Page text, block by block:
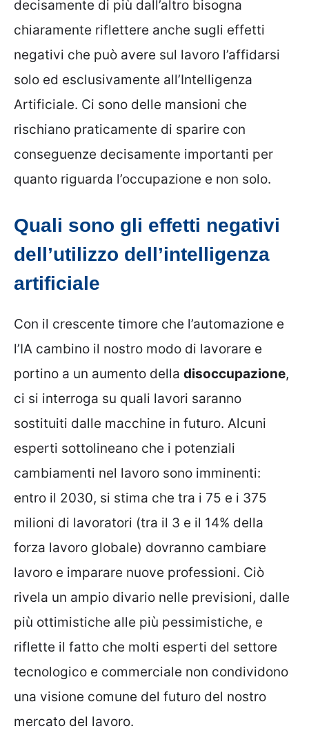
decisamente di più dall’altro bisogna
chiaramente riflettere anche sugli effetti
negativi che può avere sul lavoro l’affidarsi
solo ed esclusivamente all’Intelligenza
Artificiale. Ci sono delle mansioni che
rischiano praticamente di sparire con
conseguenze decisamente importanti per
quanto riguarda l’occupazione e non solo.
Quali sono gli effetti negativi
dell’utilizzo dell’intelligenza
artificiale
Con il crescente timore che l’automazione e
l’IA cambino il nostro modo di lavorare e
portino a un aumento della disoccupazione,
ci si interroga su quali lavori saranno
sostituiti dalle macchine in futuro. Alcuni
esperti sottolineano che i potenziali
cambiamenti nel lavoro sono imminenti:
entro il 2030, si stima che tra i 75 e i 375
milioni di lavoratori (tra il 3 e il 14% della
forza lavoro globale) dovranno cambiare
lavoro e imparare nuove professioni. Ciò
rivela un ampio divario nelle previsioni, dalle
più ottimistiche alle più pessimistiche, e
riflette il fatto che molti esperti del settore
tecnologico e commerciale non condividono
una visione comune del futuro del nostro
mercato del lavoro.